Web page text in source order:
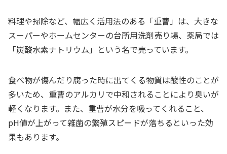
料理や掃除など、幅広く活用法のある「重曹」は、大きな
スーパーやホームセンターの台所用洗剤売り場、薬局では
「炭酸水素ナトリウム」という名で売っています。
食べ物が傷んだり腐った時に出てくる物質は酸性のことが
多いため、重曹のアルカリで中和されることにより臭いが
軽くなります。また、重曹が水分を吸ってくれること、
pH値が上がって雑菌の繁殖スピードが落ちるといった効
果もあります。